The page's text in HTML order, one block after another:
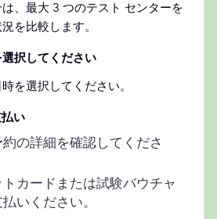
、最大 3 つのテスト センターを
を比較します。
選択してください
を選択してください。
い
の詳細を確認してくださ
トカードまたは試験バウチャ
いください。